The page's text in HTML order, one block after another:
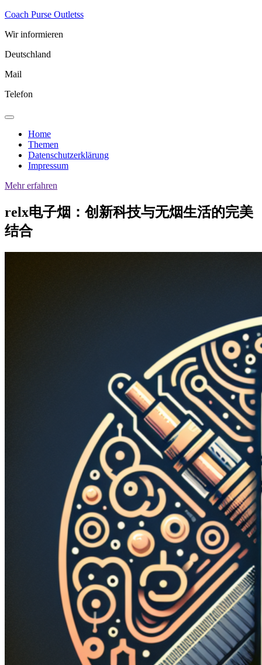
Skip
content
Coach Purse Outletss
Wir informieren
Deutschland
Mail
Telefon
Home
Themen
Datenschutzerklärung
Impressum
Mehr erfahren
relx电子烟：创新科技与无烟生活的完美
结合